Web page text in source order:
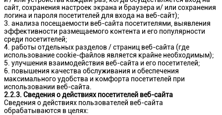
сайт, сохранения настроек экрана и браузера и/ или сохранения
логина и пароля посетителей для входа на веб-сайт);
анализа посещаемости веб-сайта посетителями, выявления
эффективности размещаемого контента и его популярности
среди посетителей;
работы отдельных разделов / страниц веб-сайта (где
использование cookie-файлов является крайне необходимым);
улучшения взаимодействия веб-сайта и его посетителей;
повышения качества обслуживания и обеспечения
максимального удобства и комфорта посетителей при
использовании веб-сайта.
2.2.3. Сведения о действиях посетителей веб-сайта
Сведения о действиях пользователей веб-сайта
обрабатываются в целях: